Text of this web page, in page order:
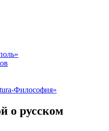
Философия»
о русском